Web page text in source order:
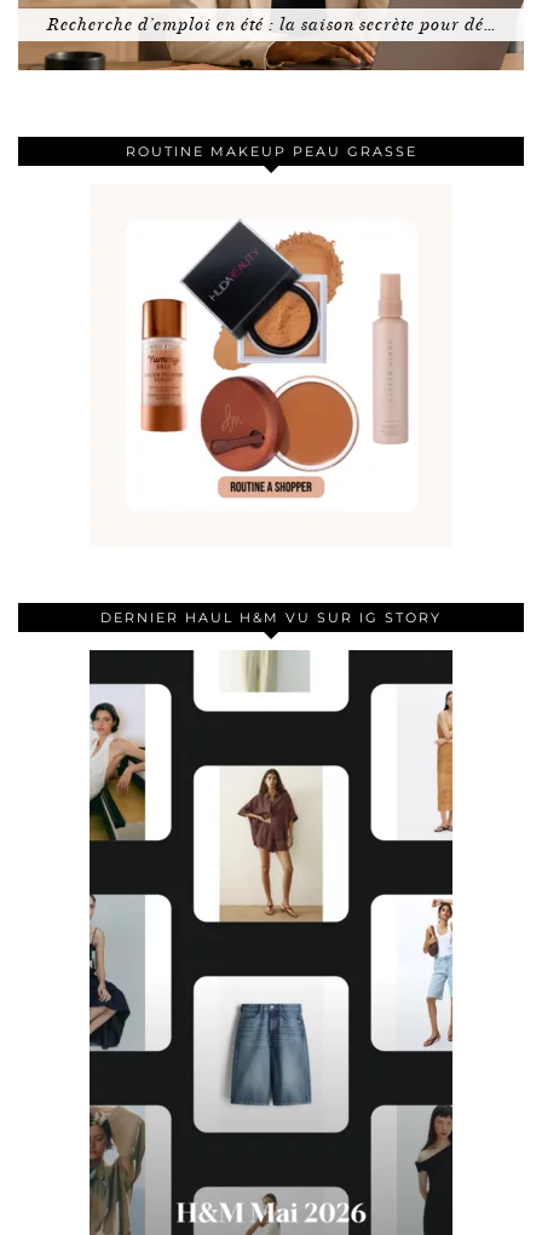
Recherche d’emploi en été : la saison secrète pour dé…
ROUTINE MAKEUP PEAU GRASSE
DERNIER HAUL H&M VU SUR IG STORY